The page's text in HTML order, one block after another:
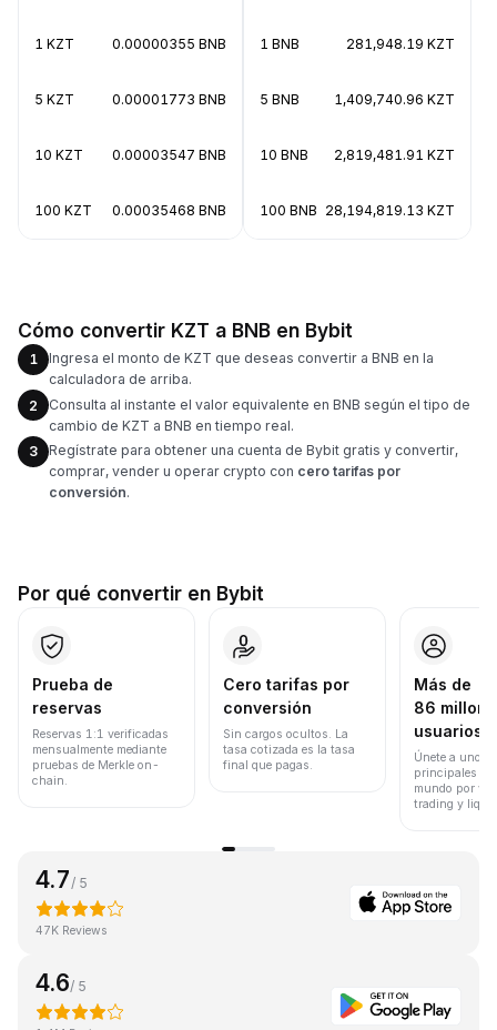
1 KZT 0.00000355 BNB
5 KZT 0.00001773 BNB
10 KZT 0.00003547 BNB
100 KZT 0.00035468 BNB
1 BNB 281,948.19 KZT
5 BNB 1,409,740.96 KZT
10 BNB 2,819,481.91 KZT
100 BNB 28,194,819.13 KZT
Cómo convertir KZT a BNB en Bybit
1
Ingresa el monto de KZT que deseas convertir a BNB en la
calculadora de arriba.
2
Consulta al instante el valor equivalente en BNB según el tipo de
cambio de KZT a BNB en tiempo real.
3
Regístrate para obtener una cuenta de Bybit gratis y convertir,
comprar, vender u operar crypto con cero tarifas por
conversión.
Por qué convertir en Bybit
Prueba de
reservas
Reservas 1:1 verificadas
mensualmente mediante
pruebas de Merkle on-
chain.
Cero tarifas por
conversión
Sin cargos ocultos. La
tasa cotizada es la tasa
final que pagas.
Más de
86
usuarios
Únete a uno
principales
mundo por
trading y
4.7/ 5
47K Reviews
4.6/ 5